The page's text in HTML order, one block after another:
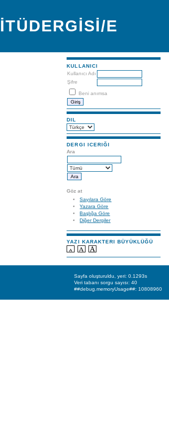
İTÜDERGİSİ/E
KULLANICI
Kullanıcı Adı
Şifre
Beni anımsa
DIL
DERGI ICERIĞI
Ara
Göz at
Sayılara Göre
Yazara Göre
Başlığa Göre
Diğer Dergiler
YAZI KARAKTERI BÜYÜKLÜĞÜ
Sayfa oluşturuldu, yeri: 0.1293s
Veri tabanı sorgu sayısı: 40
##debug.memoryUsage##: 10808960